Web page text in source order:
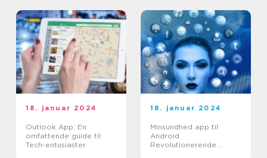
18. januar 2024
Outlook App: En
omfattende guide til
Tech-entusiaster
18. januar 2024
Minsundhed app til
Android
Revolutionerende